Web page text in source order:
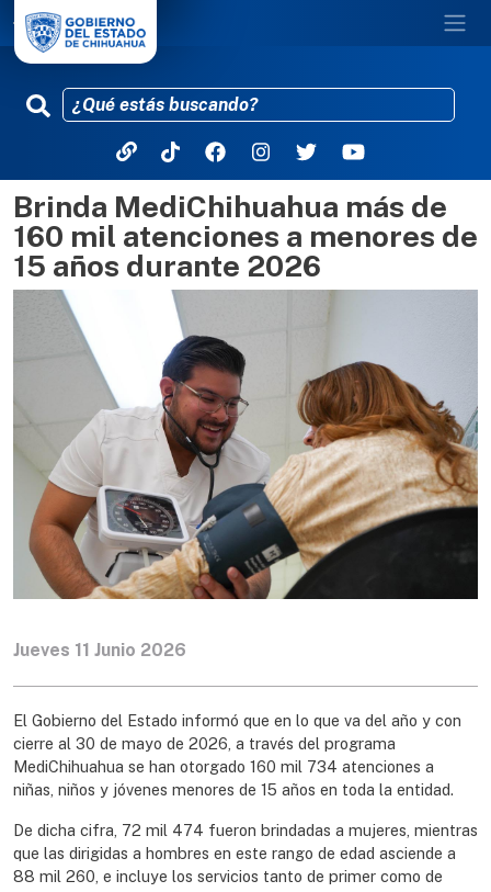
Pasar al contenido principal
Brinda MediChihuahua más de
160 mil atenciones a menores de
15 años durante 2026
Jueves 11 Junio 2026
El Gobierno del Estado informó que en lo que va del año y con
cierre al 30 de mayo de 2026, a través del programa
MediChihuahua se han otorgado 160 mil 734 atenciones a
niñas, niños y jóvenes menores de 15 años en toda la entidad.
De dicha cifra, 72 mil 474 fueron brindadas a mujeres, mientras
que las dirigidas a hombres en este rango de edad asciende a
88 mil 260, e incluye los servicios tanto de primer como de